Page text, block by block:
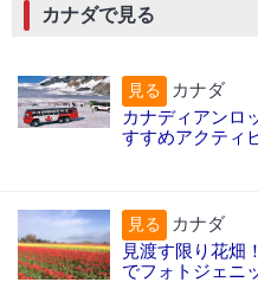
カナダで見る
見る
カナダ
カナディアンロ
すすめアクティ
見る
カナダ
見渡す限り花畑
でフォトジェニ